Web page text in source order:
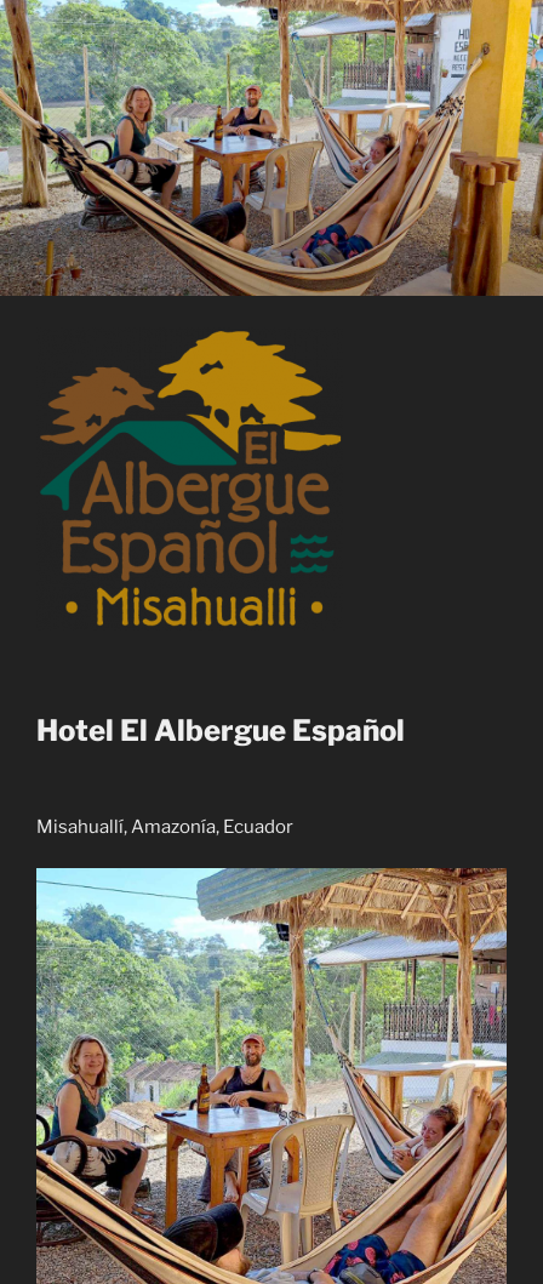
Hotel El Albergue Español
Misahuallí, Amazonía, Ecuador